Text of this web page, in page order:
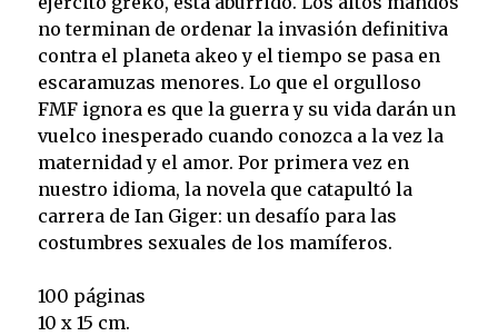
no terminan de ordenar la invasión definitiva
contra el planeta akeo y el tiempo se pasa en
escaramuzas menores. Lo que el orgulloso
FMF ignora es que la guerra y su vida darán un
vuelco inesperado cuando conozca a la vez la
maternidad y el amor. Por primera vez en
nuestro idioma, la novela que catapultó la
carrera de Ian Giger: un desafío para las
costumbres sexuales de los mamíferos.
100 páginas
10 x 15 cm.